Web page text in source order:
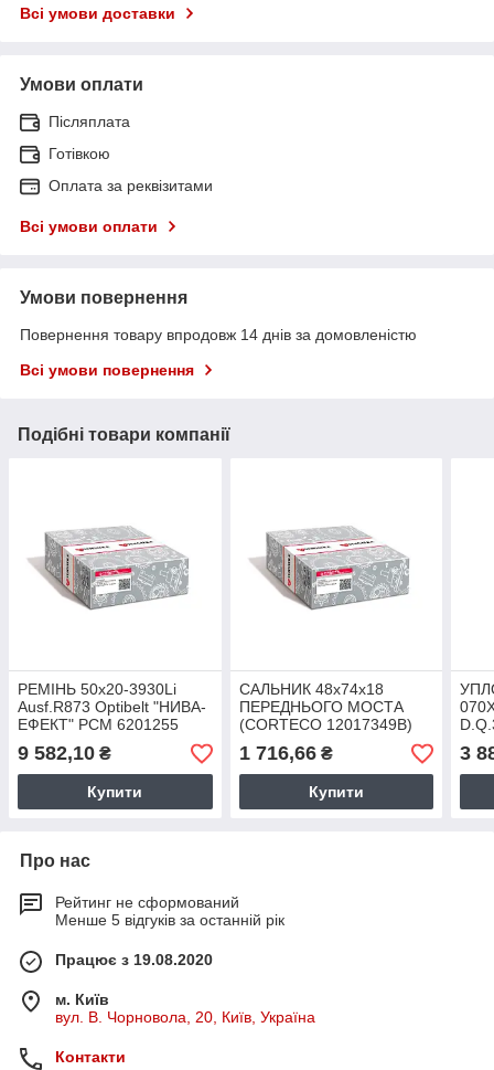
Всі умови доставки
Умови оплати
Післяплата
Готівкою
Оплата за реквізитами
Всі умови оплати
Умови повернення
Повернення товару впродовж 14 днів за домовленістю
Всі умови повернення
Подібні товари компанії
РЕМІНЬ 50x20-3930Li
Ausf.R873 Optibelt "НИВА-
ЕФЕКТ" РСМ 6201255
ОРТIВЕLТ
9 582,10 ₴
Купити
САЛЬНИК 48x74x18
ПЕРЕДНЬОГО МОСТА
(CORTECO 12017349B)
86027126
1 716,66₴
Купити
3
Про нас
Рейтинг не сформований
Менше 5 відгуків за останній рік
Працює з 19.08.2020
м. Київ
вул. В. Чорновола, 20, Київ, Україна
Контакти